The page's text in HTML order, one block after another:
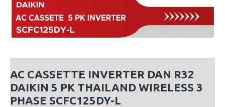
AC CASSETTE INVERTER DAN R32
DAIKIN 5 PK THAILAND WIRELESS 3
PHASE SCFC125DY-L